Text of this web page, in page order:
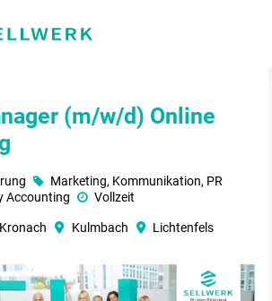
(m/w/d) Online
Kronach Kulmbach Lichtenfels
Marketing, Kommunikation, PR
Accounting
Vollzeit